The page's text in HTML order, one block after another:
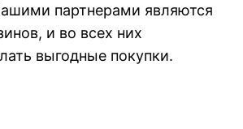
партнерами являются
и во всех них
выгодные покупки.